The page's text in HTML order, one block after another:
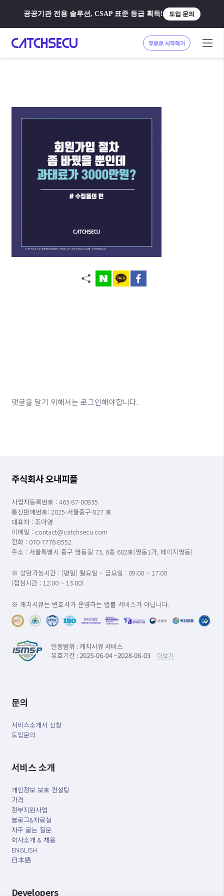
공공기관 전용 솔루션, CSAP 표준 등급 획득! 도입 문의
무료로 시작하기
댓글을 달기 위해서는 로그인해야합니다.
주식회사 오내피플
사업자등록번호 : 463-87-00935
통신판매번호: 2025-서울중구-827 호
대표자 : 조아영
이메일 : contact@catchsecu.com
전화 : 070-7776-8552
주소 : 서울특별시 중구 명동길 73, 6층 602호(명동1가, 페이지명동)
※ 상담가능시간 : [평일] 월요일 ~ 금요일 : 09:00 ~ 17:00
(점심시간 : 12:00 ~ 13:00)
※ 캐치시큐는 변호사가 운영하는 법률 서비스가 아닙니다.
문의
서비스소개서 신청
도입문의
서비스 소개
개인정보 보호 컨설팅
가격
정부지원사업
블로그&자료실
자주 묻는 질문
회사소개 & 채용
ENGLISH
日本語
Developers